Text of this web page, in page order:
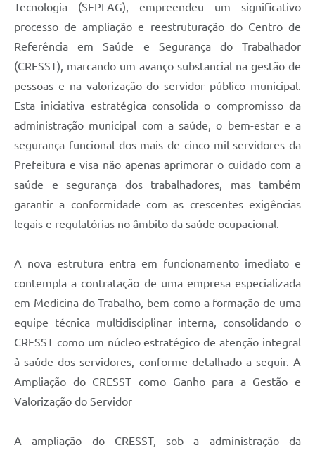
Tecnologia (SEPLAG), empreendeu um significativo
processo de ampliação e reestruturação do Centro de
Referência em Saúde e Segurança do Trabalhador
(CRESST), marcando um avanço substancial na gestão de
pessoas e na valorização do servidor público municipal.
Esta iniciativa estratégica consolida o compromisso da
administração municipal com a saúde, o bem-estar e a
segurança funcional dos mais de cinco mil servidores da
Prefeitura e visa não apenas aprimorar o cuidado com a
saúde e segurança dos trabalhadores, mas também
garantir a conformidade com as crescentes exigências
legais e regulatórias no âmbito da saúde ocupacional.
A nova estrutura entra em funcionamento imediato e
contempla a contratação de uma empresa especializada
em Medicina do Trabalho, bem como a formação de uma
equipe técnica multidisciplinar interna, consolidando o
CRESST como um núcleo estratégico de atenção integral
à saúde dos servidores, conforme detalhado a seguir. A
Ampliação do CRESST como Ganho para a Gestão e
Valorização do Servidor
A ampliação do CRESST, sob a administração da